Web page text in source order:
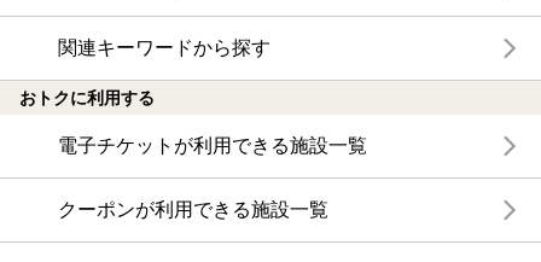
関連キーワードから探す
おトクに利用する
電子チケットが利用できる施設一覧
クーポンが利用できる施設一覧